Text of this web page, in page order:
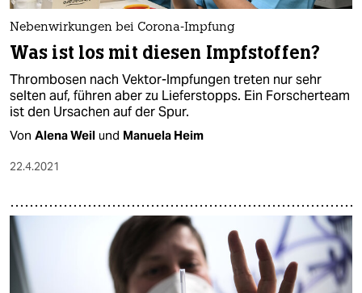
Nebenwirkungen bei Corona-Impfung
Was ist los mit diesen Impfstoffen?
Thrombosen nach Vektor-Impfungen treten nur sehr
selten auf, führen aber zu Lieferstopps. Ein Forscherteam
ist den Ursachen auf der Spur.
Von Alena Weil und Manuela Heim
22.4.2021